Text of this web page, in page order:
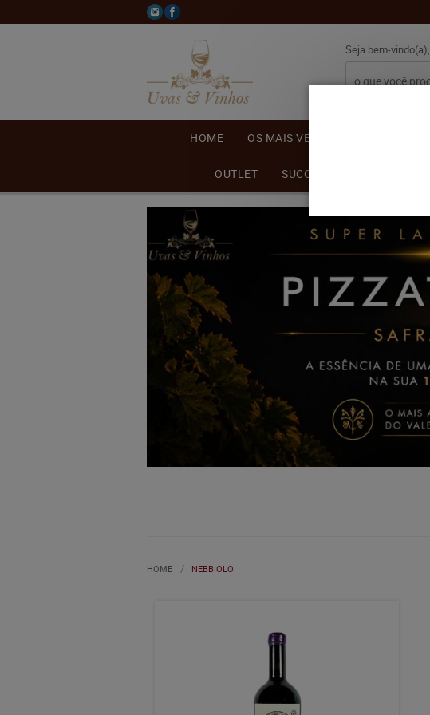
Seja bem-vindo(a),
HOME OS MAIS VENDIDOS
OUTLET SUCO DE UVA
HOME NEBBIOLO